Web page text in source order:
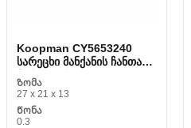
Koopman CY5653240
სარეცხი მანქანის ჩანთა
მართკუთხა
Ზომა
27 x 21 x 13
Წონა
0.3